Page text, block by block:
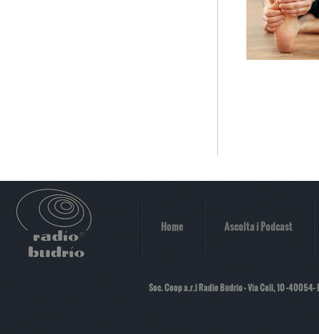
Home Ascolta i Podcast
Soc. Coop a.r.l Radio Budrio - Via Coli, 10 -40054-